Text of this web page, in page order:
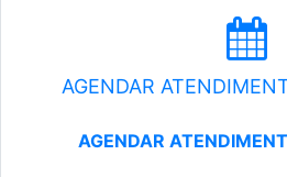
AGENDAR
AGENDAR